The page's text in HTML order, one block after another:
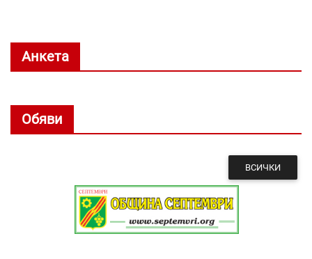
Анкета
Обяви
ВСИЧКИ